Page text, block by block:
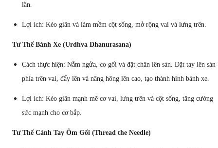
lần.
Lợi ích: Kéo giãn và làm mềm cột sống, mở rộng vai và lưng trên.
Tư Thế Bánh Xe (Urdhva Dhanurasana)
Cách thực hiện: Nằm ngửa, co gối và đặt chân lên sàn. Đặt tay lên sàn
phía trên vai, đẩy lên và nâng hông lên cao, tạo thành hình bánh xe.
Lợi ích: Kéo giãn mạnh mẽ cơ vai, lưng trên và cột sống, tăng cường
sức mạnh cho cơ bắp.
Tư Thế Cánh Tay Ôm Gối (Thread the Needle)